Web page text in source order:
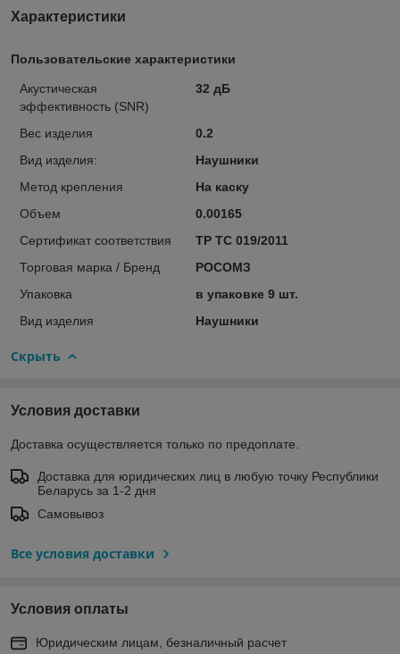
Характеристики
Пользовательские характеристики
Акустическая
эффективность (SNR)
32 дБ
Вес изделия
0.2
Вид изделия:
Наушники
Метод крепления
На каску
Объем
0.00165
Сертификат соответствия
ТР ТС 019/2011
Торговая марка / Бренд
РОСОМЗ
Упаковка
в упаковке 9 шт.
Вид изделия
Наушники
Скрыть
Условия доставки
Доставка осуществляется только по предоплате.
Доставка для юридических лиц в любую точку Республики
Беларусь за 1-2 дня
Самовывоз
Все условия доставки
Условия оплаты
Юридическим лицам, безналичный расчет